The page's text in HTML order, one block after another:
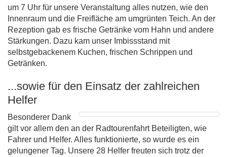
um 7 Uhr für unsere Veranstaltung alles nutzen, wie den
Innenraum und die Freifläche am umgrünten Teich. An der
Rezeption gab es frische Getränke vom Hahn und andere
Stärkungen. Dazu kam unser Imbissstand mit
selbstgebackenem Kuchen, frischen Schrippen und
Getränken.
...sowie für den Einsatz der zahlreichen
Helfer
Besonderer Dank
gilt vor allem den an der Radtourenfahrt Beteiligten, wie
Fahrer und Helfer. Alles funktionierte, so wurde es ein
gelungener Tag. Unsere 28 Helfer freuten sich trotz der